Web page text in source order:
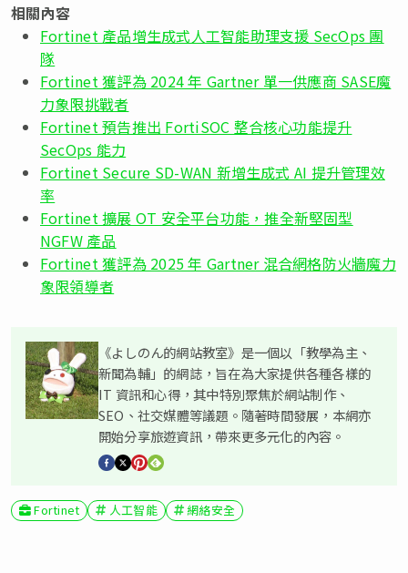
相關內容
Fortinet 產品增生成式人工智能助理支援 SecOps 團
隊
Fortinet 獲評為 2024 年 Gartner 單一供應商 SASE魔
力象限挑戰者
Fortinet 預告推出 FortiSOC 整合核心功能提升
SecOps 能力
Fortinet Secure SD-WAN 新增生成式 AI 提升管理效
率
Fortinet 擴展 OT 安全平台功能，推全新堅固型
NGFW 產品
Fortinet 獲評為 2025 年 Gartner 混合網格防火牆魔力
象限領導者
《よしのん的網站教室》是一個以「教學為主、
新聞為輔」的網誌，旨在為大家提供各種各樣的
IT 資訊和心得，其中特別聚焦於網站制作、
SEO、社交媒體等議題。隨著時間發展，本網亦
開始分享旅遊資訊，帶來更多元化的內容。
Fortinet 人工智能 網絡安全